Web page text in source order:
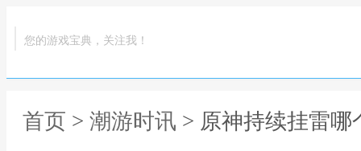
您的游戏宝典，关注我！
首页 > 潮游时讯 > 原神持续挂雷哪